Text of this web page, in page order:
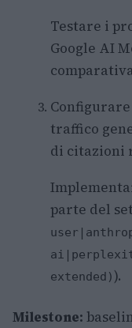
Testare i
Google AI
Configurare
traffico
di citazioni
parte del
extended) ).
Milestone: